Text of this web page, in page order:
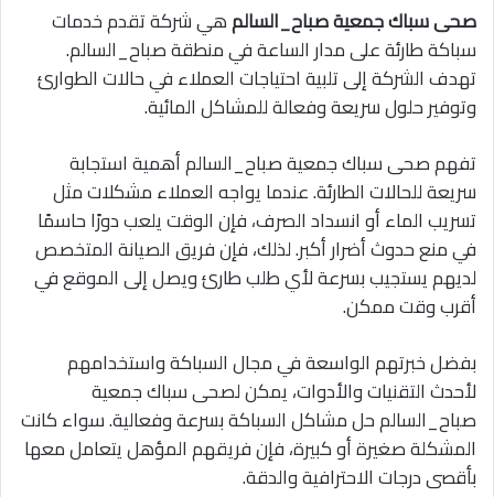
صحى سباك جمعية صباح_السالمهي شركة تقدم خدمات
سباكة طارئة على مدار الساعة في منطقة صباح_السالم.
تهدف الشركة إلى تلبية احتياجات العملاء في حالات الطوارئ
وتوفير حلول سريعة وفعالة للمشاكل المائية.
تفهم صحى سباك جمعية صباح_السالم أهمية استجابة
سريعة للحالات الطارئة. عندما يواجه العملاء مشكلات مثل
تسريب الماء أو انسداد الصرف، فإن الوقت يلعب دورًا حاسمًا
في منع حدوث أضرار أكبر. لذلك، فإن فريق الصيانة المتخصص
لديهم يستجيب بسرعة لأي طلب طارئ ويصل إلى الموقع في
أقرب وقت ممكن.
بفضل خبرتهم الواسعة في مجال السباكة واستخدامهم
لأحدث التقنيات والأدوات، يمكن لصحى سباك جمعية
صباح_السالم حل مشاكل السباكة بسرعة وفعالية. سواء كانت
المشكلة صغيرة أو كبيرة، فإن فريقهم المؤهل يتعامل معها
بأقصى درجات الاحترافية والدقة.